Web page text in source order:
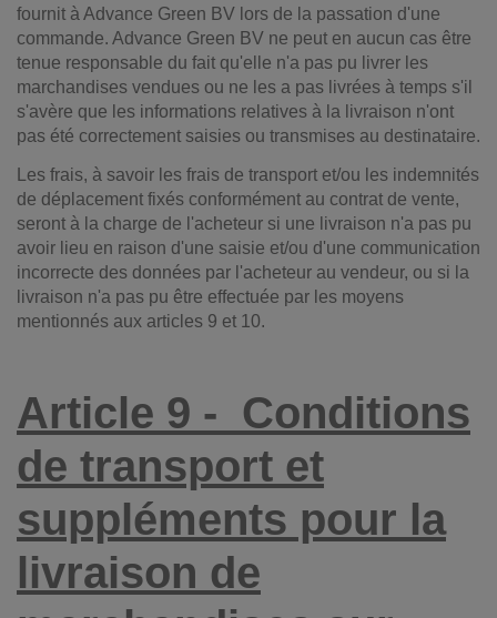
fournit à Advance Green BV lors de la passation d'une
commande. Advance Green BV ne peut en aucun cas être
tenue responsable du fait qu'elle n'a pas pu livrer les
marchandises vendues ou ne les a pas livrées à temps s'il
s'avère que les informations relatives à la livraison n'ont
pas été correctement saisies ou transmises au destinataire.
Les frais, à savoir les frais de transport et/ou les indemnités
de déplacement fixés conformément au contrat de vente,
seront à la charge de l'acheteur si une livraison n'a pas pu
avoir lieu en raison d'une saisie et/ou d'une communication
incorrecte des données par l'acheteur au vendeur, ou si la
livraison n'a pas pu être effectuée par les moyens
mentionnés aux articles 9 et 10.
Article 9 - Conditions
de transport et
suppléments pour la
livraison de